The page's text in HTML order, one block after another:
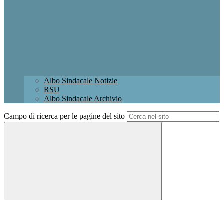
Albo Sindacale Notizie
RSU
Albo Sindacale Archivio
Campo di ricerca per le pagine del sito